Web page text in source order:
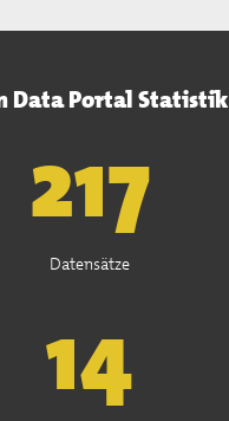
Data Portal Statistik
219
Datensätze
14